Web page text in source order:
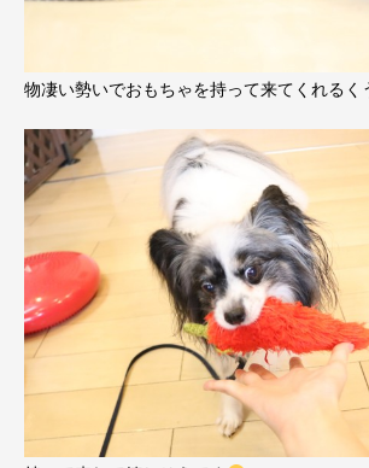
物凄い勢いでおもちゃを持って来てくれるく